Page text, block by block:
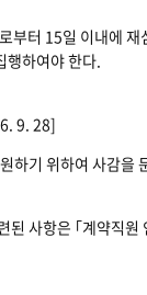
부터 15일 이내에 재
하여야 한다.
9. 28]
하기 위하여 사감을
된 사항은 ｢계약직원